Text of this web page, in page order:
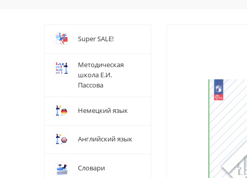
Super SALE!
Методическая
школа Е.И.
Пассова
Немецкий язык
Английский язык
Словари